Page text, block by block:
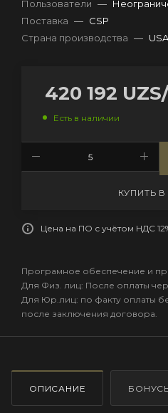
Пользователи —
Поставка — CSP
Страна производства — USA
420 192 UZS
Есть в наличии
КУПИТЬ В
Цена на ПО с учётом НДС
Програмное обеспечение и
Для Физ. лиц: После оплаты
Для Юр.лиц: по факту оплаты
после заключения договора.
ОПИСАНИЕ